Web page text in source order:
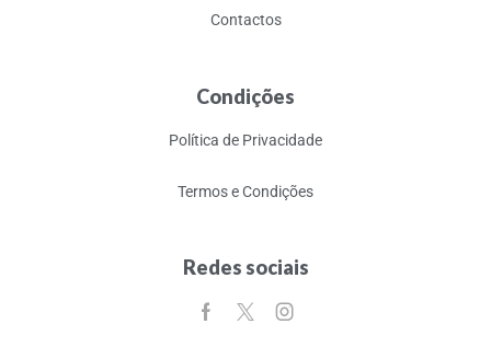
Contactos
Condições
Política de Privacidade
Termos e Condições
Redes sociais